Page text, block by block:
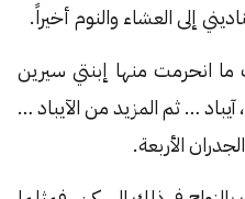
إلى العشاء والنوم أخيراً.
انحرمت منها إبنتي سيرين
… ثم المزيد من الآيباد …
الأربعة.